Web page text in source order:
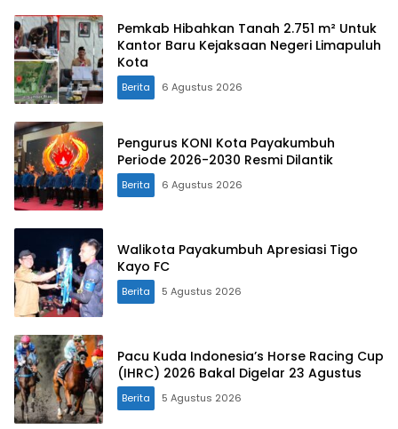
Pemkab Hibahkan Tanah 2.751 m² Untuk
Kantor Baru Kejaksaan Negeri Limapuluh
Kota
Berita 6 Agustus 2026
Pengurus KONI Kota Payakumbuh
Periode 2026-2030 Resmi Dilantik
Berita 6 Agustus 2026
Walikota Payakumbuh Apresiasi Tigo
Kayo FC
Berita 5 Agustus 2026
Pacu Kuda Indonesia’s Horse Racing Cup
(IHRC) 2026 Bakal Digelar 23 Agustus
Berita 5 Agustus 2026